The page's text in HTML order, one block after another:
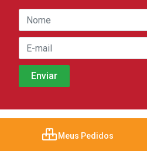
Meus Pedidos